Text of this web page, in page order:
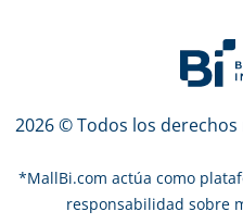
2026 © Todos los
*MallBi.com actúa como
responsabilidad sobre